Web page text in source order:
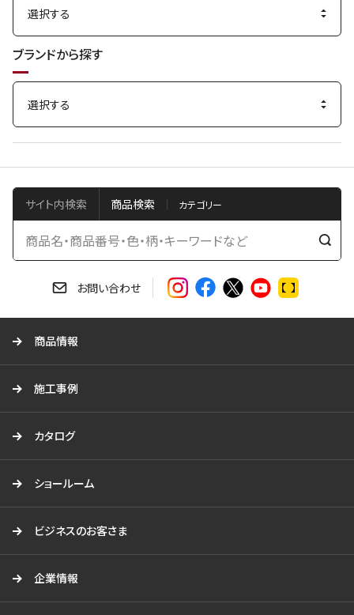
ブランドから探す
サイト内検索 商品検索
検
お問い合わせ
商品情報
施工事例
カタログ
ショールーム
ビジネスのお客さま
企業情報